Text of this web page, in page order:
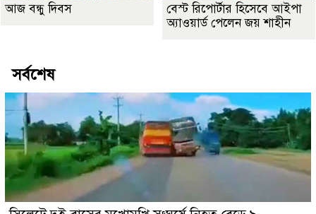
আজ বন্ধু দিবস
বেস্ট রিপোর্টার হিসেবে আইপা
অ্যাওয়ার্ড পেলেন জয় শাহীন
সর্বশেষ